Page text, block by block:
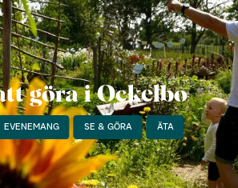
göra i Ockelbo
EVENEMANG SE & GÖRA ÄTA